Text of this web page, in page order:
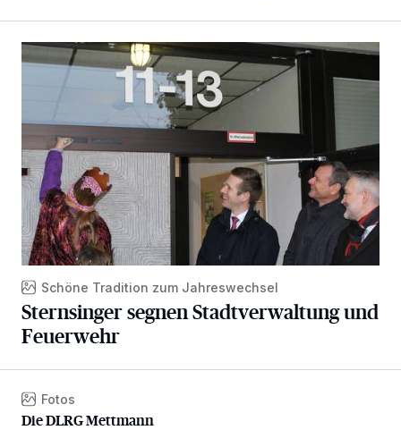
Sternsinger segnen Stadtverwaltung und Feuerwehr
Schöne Tradition zum Jahreswechsel
Sternsinger segnen Stadtverwaltung und
Feuerwehr
Die DLRG Mettmann
Fotos
Die DLRG Mettmann